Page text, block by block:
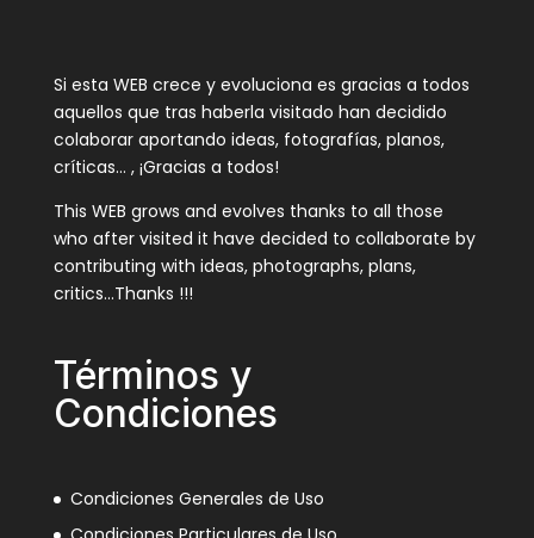
Si esta WEB crece y evoluciona es gracias a todos
aquellos que tras haberla visitado han decidido
colaborar aportando ideas, fotografías, planos,
críticas… , ¡Gracias a todos!
This WEB grows and evolves thanks to all those
who after visited it have decided to collaborate by
contributing with ideas, photographs, plans,
critics…Thanks !!!
Términos y
Condiciones
Condiciones Generales de Uso